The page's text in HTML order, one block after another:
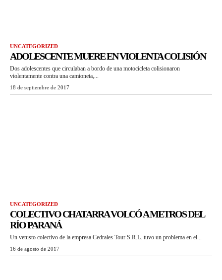
UNCATEGORIZED
ADOLESCENTE MUERE EN VIOLENTA COLISIÓN
Dos adolescentes que circulaban a bordo de una motocicleta colisionaron
violentamente contra una camioneta,...
18 de septiembre de 2017
UNCATEGORIZED
COLECTIVO CHATARRA VOLCÓ A METROS DEL
RÍO PARANÁ
Un vetusto colectivo de la empresa Cedrales Tour S.R.L. tuvo un problema en el...
16 de agosto de 2017